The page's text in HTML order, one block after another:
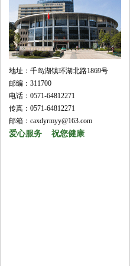
地址：千岛湖镇环湖北路1869号
邮编：311700
电话：0571-64812271
传真：0571-64812271
邮箱：caxdyrmyy@163.com
爱心服务 祝您健康